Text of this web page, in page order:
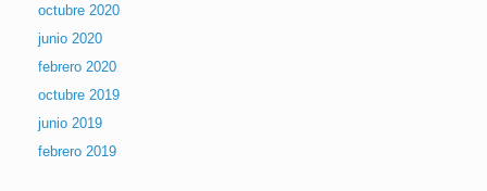
octubre 2020
junio 2020
febrero 2020
octubre 2019
junio 2019
febrero 2019